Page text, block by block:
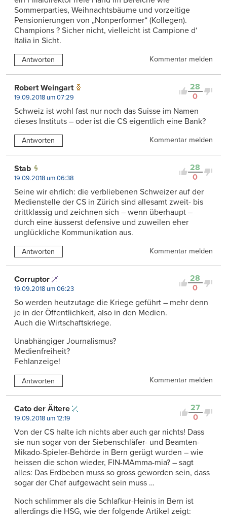
Sommerparties, Weihnachtsbäume und vorzeitige
Pensionierungen von „Nonperformer“ (Kollegen).
Champions ? Sicher nicht, vielleicht ist Campione d‘
Italia in Sicht.
Antworten Kommentar melden
28
0
Robert Weingart
19.09.2018 um 07:29
Schweiz ist wohl fast nur noch das Suisse im Namen
dieses Instituts – oder ist die CS eigentlich eine Bank?
Antworten Kommentar melden
28
0
Stab
19.09.2018 um 06:38
Seine wir ehrlich: die verbliebenen Schweizer auf der
Medienstelle der CS in Zürich sind allesamt zweit- bis
drittklassig und zeichnen sich – wenn überhaupt –
durch eine äusserst defensive und zuweilen eher
unglückliche Kommunikation aus.
Antworten Kommentar melden
28
0
Corruptor
19.09.2018 um 06:23
So werden heutzutage die Kriege geführt – mehr denn
je in der Öffentlichkeit, also in den Medien.
Auch die Wirtschaftskriege.
Unabhängiger Journalismus?
Medienfreiheit?
Fehlanzeige!
Antworten Kommentar melden
27
0
Cato der Ältere
19.09.2018 um 12:19
Von der CS halte ich nichts aber auch gar nichts! Dass
sie nun sogar von der Siebenschläfer- und Beamten-
Mikado-Spieler-Behörde in Bern gerügt wurden – wie
heissen die schon wieder, FIN-MAmma-mia? – sagt
alles: Das Erdbeben muss so gross geworden sein, dass
sogar der Chef aufgewacht sein muss …
Noch schlimmer als die Schlafkur-Heinis in Bern ist
allerdings die HSG, wie der folgende Artikel zeigt: